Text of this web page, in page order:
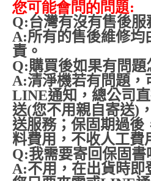
您可能會問的問題:
Q:台灣有沒有售後服
A:所有的售後維修均
責。
Q:購買後如果有問題
A:清淨機若有問題，
LINE通知，總公司
送(您不用親自寄送)
送服務；保固期過後
料費用，不收人工費
Q:我需要寄回保固書
A:不用，在出貨時即